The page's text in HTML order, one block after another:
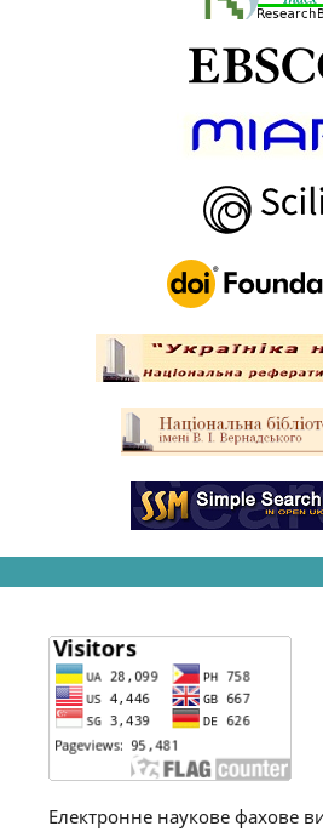
Електронне наукове фахове